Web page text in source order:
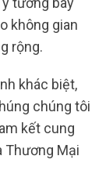
không gian
rộng.
khác biệt,
chúng tôi
kết cung
Thương Mại